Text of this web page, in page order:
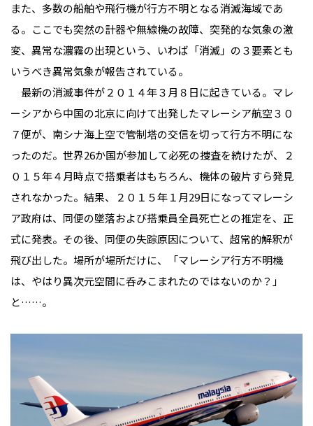
また、多数の船舶や飛行機が行方不明となる消滅海域であ
る。ここでも突然の計器や無線機の故障、突発的な気象の激
変、異常な濃霧の出現という、いわば「消滅」の３要素とも
いうべき異常気象が報告されている。
最新の消滅事件が２０１４年３月８日に起きている。マレ
ーシアから中国の北京に向けて出発したマレーシア航空３０
７便が、南シナ海上空で管制塔の交信を切って行方不明にな
ったのだ。世界26か国が参加して必死の捜査を続けたが、２
０１５年４月時点で搭乗者はもちろん、機体の破片すら発見
されなかった。結果、２０１５年１月29日になってマレーシ
ア政府は、同便の墜落および搭乗員全員死亡との推定を、正
式に発表。その後、同便の失踪原因について、超常的解釈が
飛び出した。場所が場所だけに、「マレーシア行方不明機
は、やはり異次元空間に呑みこまれたのではないのか？」
と……。